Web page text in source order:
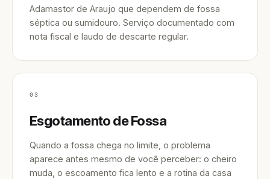
Adamastor de Araujo que dependem de fossa
séptica ou sumidouro. Serviço documentado com
nota fiscal e laudo de descarte regular.
03
Esgotamento de Fossa
Quando a fossa chega no limite, o problema
aparece antes mesmo de você perceber: o cheiro
muda, o escoamento fica lento e a rotina da casa